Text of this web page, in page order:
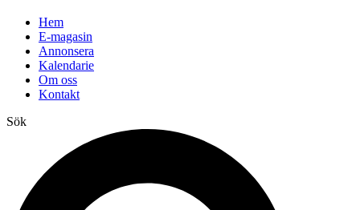
Hem
E-magasin
Annonsera
Kalendarie
Om oss
Kontakt
Sök